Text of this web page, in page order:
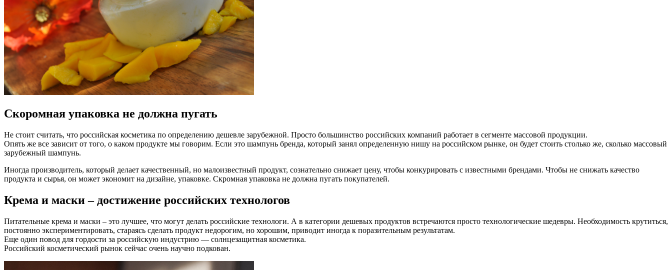
Скоромная упаковка не должна пугать
Не стоит считать, что российская косметика по определению дешевле зарубежной. Просто большинство российских компаний работает в сегменте массовой продукции.
Опять же все зависит от того, о каком продукте мы говорим. Если это шампунь бренда, который занял определенную нишу на российском рынке, он будет стоить столько же, сколько массовый
зарубежный шампунь.
Иногда производитель, который делает качественный, но малоизвестный продукт, сознательно снижает цену, чтобы конкурировать с известными брендами. Чтобы не снижать качество
продукта и сырья, он может экономит на дизайне, упаковке. Скромная упаковка не должна пугать покупателей.
Крема и маски – достижение российских технологов
Питательные крема и маски – это лучшее, что могут делать российские технологи. А в категории дешевых продуктов встречаются просто технологические шедевры. Необходимость крутиться,
постоянно экспериментировать, стараясь сделать продукт недорогим, но хорошим, приводит иногда к поразительным результатам.
Еще один повод для гордости за российскую индустрию — cолнцезащитная косметика.
Российский косметический рынок сейчас очень научно подкован.